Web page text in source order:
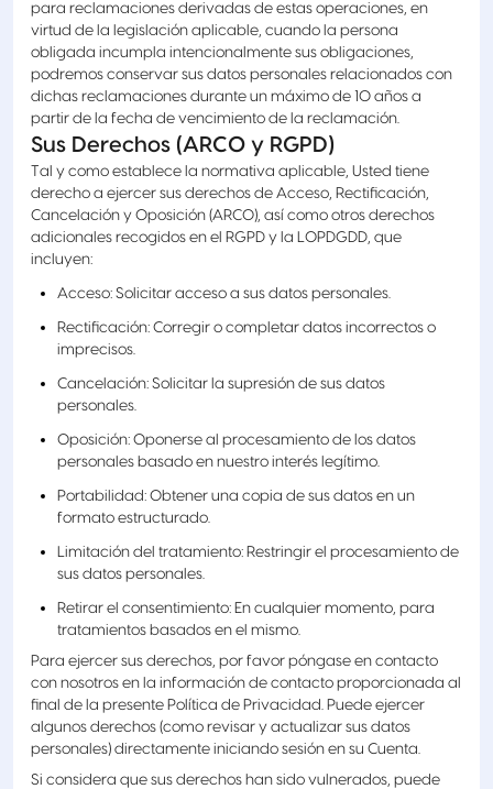
para reclamaciones derivadas de estas operaciones, en
virtud de la legislación aplicable, cuando la persona
obligada incumpla intencionalmente sus obligaciones,
podremos conservar sus datos personales relacionados con
dichas reclamaciones durante un máximo de 10 años a
partir de la fecha de vencimiento de la reclamación.
Sus Derechos (ARCO y RGPD)
Tal y como establece la normativa aplicable, Usted tiene
derecho a ejercer sus derechos de Acceso, Rectificación,
Cancelación y Oposición (ARCO), así como otros derechos
adicionales recogidos en el RGPD y la LOPDGDD, que
incluyen:
Acceso: Solicitar acceso a sus datos personales.
Rectificación: Corregir o completar datos incorrectos o
imprecisos.
Cancelación: Solicitar la supresión de sus datos
personales.
Oposición: Oponerse al procesamiento de los datos
personales basado en nuestro interés legítimo.
Portabilidad: Obtener una copia de sus datos en un
formato estructurado.
Limitación del tratamiento: Restringir el procesamiento de
sus datos personales.
Retirar el consentimiento: En cualquier momento, para
tratamientos basados en el mismo.
Para ejercer sus derechos, por favor póngase en contacto
con nosotros en la información de contacto proporcionada al
final de la presente Política de Privacidad. Puede ejercer
algunos derechos (como revisar y actualizar sus datos
personales) directamente iniciando sesión en su Cuenta.
Si considera que sus derechos han sido vulnerados, puede